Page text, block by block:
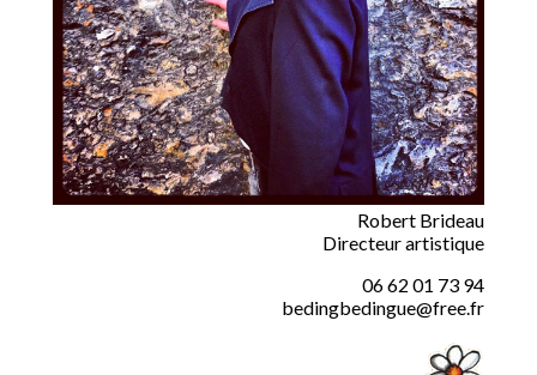
Robert Brideau
Directeur artistique
06 62 01 73 94
bedingbedingue@free.fr